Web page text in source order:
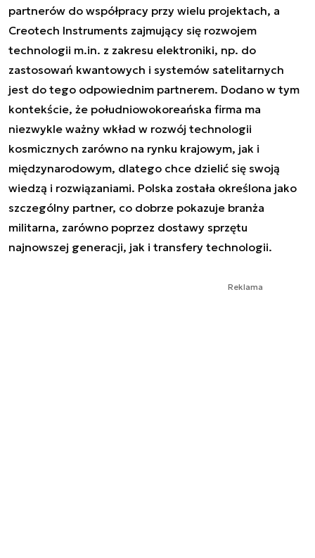
partnerów do współpracy przy wielu projektach, a
Creotech Instruments zajmujący się rozwojem
technologii m.in. z zakresu elektroniki, np. do
zastosowań kwantowych i systemów satelitarnych
jest do tego odpowiednim partnerem. Dodano w tym
kontekście, że południowokoreańska firma ma
niezwykle ważny wkład w rozwój technologii
kosmicznych zarówno na rynku krajowym, jak i
międzynarodowym, dlatego chce dzielić się swoją
wiedzą i rozwiązaniami. Polska została określona jako
szczególny partner, co dobrze pokazuje branża
militarna, zarówno poprzez dostawy sprzętu
najnowszej generacji, jak i transfery technologii.
Reklama